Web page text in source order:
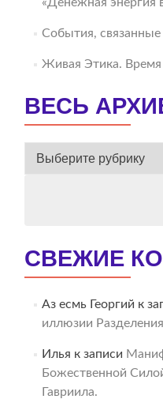
События,
Живая Этика.
ВЕСЬ
ВЕСЬ
СВЕЖИЕ
Аз есмь Георгий к
иллюзии
Илья к записи
Божественной
Гавриила.